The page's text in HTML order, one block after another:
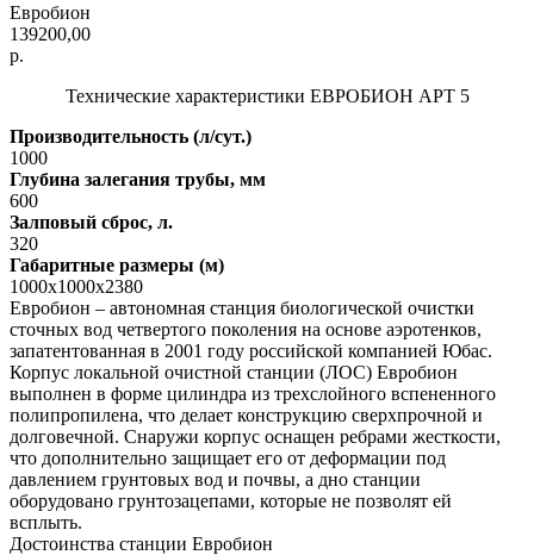
Евробион
139200,00
р.
Технические характеристики ЕВРОБИОН АРТ 5
Производительность (л/сут.)
1000
Глубина залегания трубы, мм
600
Залповый сброс, л.
320
Габаритные размеры (м)
1000x1000x2380
Евробион – автономная станция биологической очистки
сточных вод четвертого поколения на основе аэротенков,
запатентованная в 2001 году российской компанией Юбас.
Корпус локальной очистной станции (ЛОС) Евробион
выполнен в форме цилиндра из трехслойного вспененного
полипропилена, что делает конструкцию сверхпрочной и
долговечной. Снаружи корпус оснащен ребрами жесткости,
что дополнительно защищает его от деформации под
давлением грунтовых вод и почвы, а дно станции
оборудовано грунтозацепами, которые не позволят ей
всплыть.
Достоинства станции Евробион